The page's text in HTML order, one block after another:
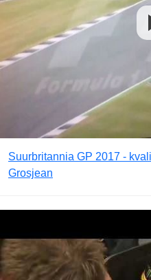
Suurbritannia GP 2017 -
Grosjean